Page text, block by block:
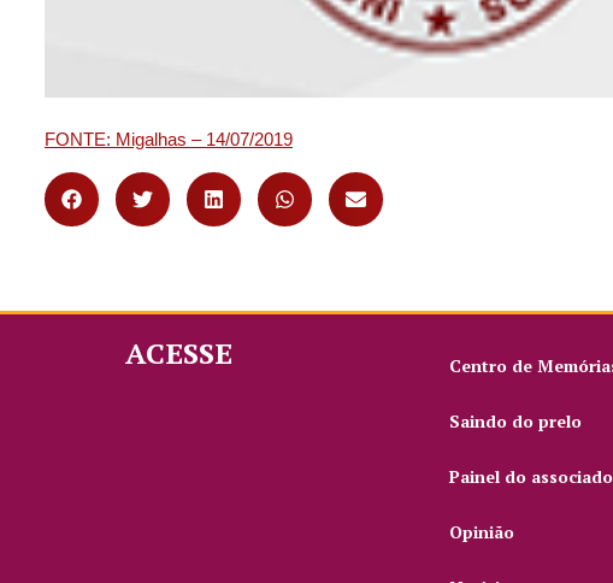
FONTE: Migalhas – 14/07/2019
ACESSE Centro de
Saindo do prelo
Painel do associado
Opinião